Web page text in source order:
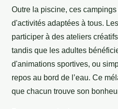
Outre la piscine, ces
d'activités adaptées à tous.
participer à des ateliers
tandis que les adultes
d'animations sportives, ou
repos au bord de l’eau. Ce
que chacun trouve son